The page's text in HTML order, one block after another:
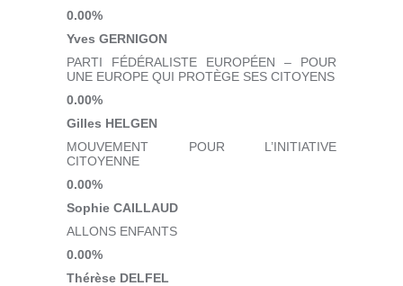
0.00%
Yves GERNIGON
PARTI FÉDÉRALISTE EUROPÉEN – POUR
UNE EUROPE QUI PROTÈGE SES CITOYENS
0.00%
Gilles HELGEN
MOUVEMENT POUR L’INITIATIVE
CITOYENNE
0.00%
Sophie CAILLAUD
ALLONS ENFANTS
0.00%
Thérèse DELFEL